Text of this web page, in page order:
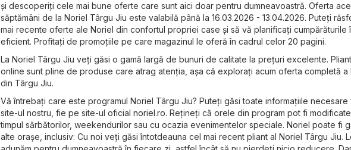
și descoperiți cele mai bune oferte care sunt aici doar pentru dumneavoastră. Oferta
săptămâni de la Noriel Târgu Jiu este valabilă până la 16.03.2026 - 13.04.2026. Puteți
mai recente oferte ale Noriel din confortul propriei case și să vă planificați cumpărăturile
eficient. Profitați de promoțiile pe care magazinul le oferă în cadrul celor 20 pagini.
La Noriel Târgu Jiu veți găsi o gamă largă de bunuri de calitate la prețuri excelente.
online sunt pline de produse care atrag atenția, așa că explorați acum oferta completă a
din Târgu Jiu.
Vă întrebați care este programul Noriel Târgu Jiu? Puteți găsi toate informațiile
site-ul nostru, fie pe site-ul oficial noriel.ro. Rețineți că orele din program pot fi
timpul sărbătorilor, weekendurilor sau cu ocazia evenimentelor speciale. Noriel poate fi
alte orașe, inclusiv: Cu noi veți găsi întotdeauna cel mai recent pliant al Noriel Târgu Jiu.